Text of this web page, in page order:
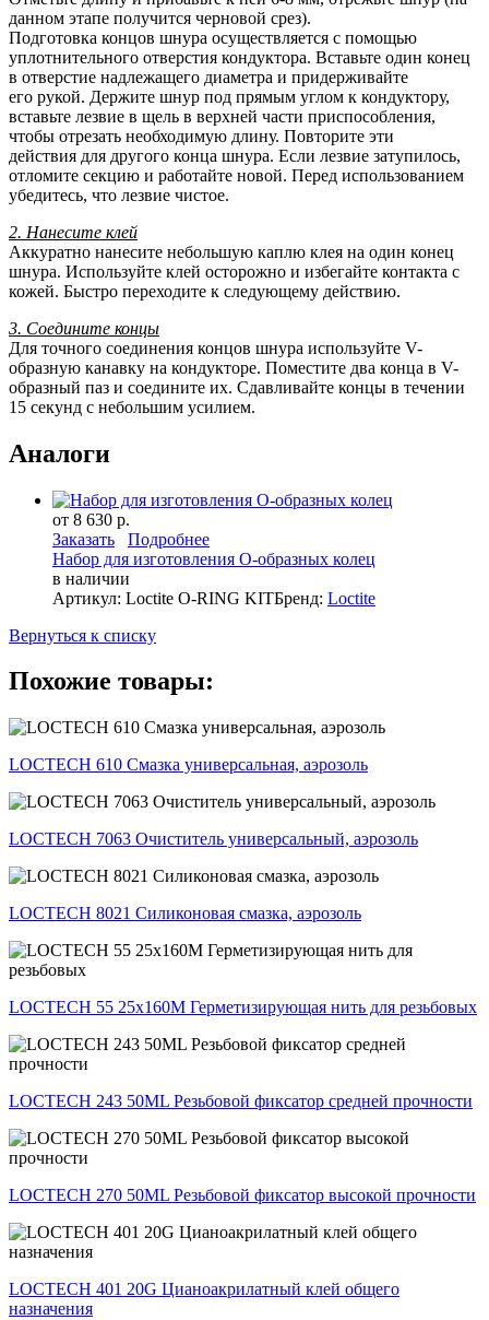
данном этапе получится черновой срез).
Подготовка концов шнура осуществляется с помощью
уплотнительного отверстия кондуктора. Вставьте один конец
в отверстие надлежащего диаметра и придерживайте
его рукой. Держите шнур под прямым углом к кондуктору,
вставьте лезвие в щель в верхней части приспособления,
чтобы отрезать необходимую длину. Повторите эти
действия для другого конца шнура. Если лезвие затупилось,
отломите секцию и работайте новой. Перед использованием
убедитесь, что лезвие чистое.
2. Нанесите клей
Аккуратно нанесите небольшую каплю клея на один конец
шнура. Используйте клей осторожно и избегайте контакта с
кожей. Быстро переходите к следующему действию.
3. Соедините концы
Для точного соединения концов шнура используйте V-
образную канавку на кондукторе. Поместите два конца в V-
образный паз и соедините их. Сдавливайте концы в течении
15 секунд с небольшим усилием.
Аналоги
от 8 630 р.
Заказать
Подробнее
Набор для изготовления О-образных колец
в наличии
Артикул: Loctite O-RING KITБренд: Loctite
Вернуться к списку
Похожие товары:
LOCTECH 610 Смазка универсальная, аэрозоль
LOCTECH 7063 Очиститель универсальный, аэрозоль
LOCTECH 8021 Силиконовая смазка, аэрозоль
LOCTECH 55 25x160M Герметизирующая нить для резьбовых
LOCTECH 243 50ML Резьбовой фиксатор средней прочности
LOCTECH 270 50ML Резьбовой фиксатор высокой прочности
LOCTECH 401 20G Цианоакрилатный клей общего
назначения